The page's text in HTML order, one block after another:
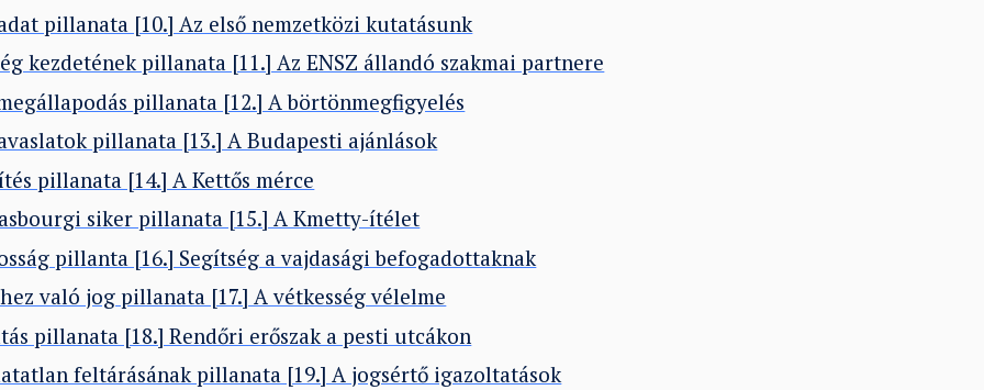
pillanata [10.] Az első nemzetközi kutatásunk
kezdetének pillanata [11.] Az ENSZ állandó szakmai partnere
pillanata [12.] A börtönmegfigyelés
pillanata [13.] A Budapesti ajánlások
pillanata [14.] A Kettős mérce
siker pillanata [15.] A Kmetty-ítélet
pillanta [16.] Segítség a vajdasági befogadottaknak
való jog pillanata [17.] A vétkesség vélelme
pillanata [18.] Rendőri erőszak a pesti utcákon
feltárásának pillanata [19.] A jogsértő igazoltatások